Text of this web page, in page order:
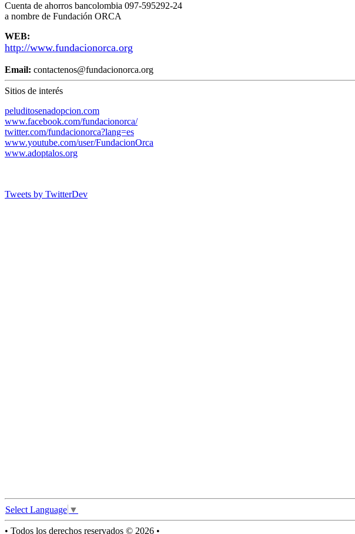
Cuenta de ahorros bancolombia 097-595292-24
a nombre de Fundación ORCA
WEB:
http://www.fundacionorca.org
Email: contactenos@fundacionorca.org
Sitios de interés
peluditosenadopcion.com
www.facebook.com/fundacionorca/
twitter.com/fundacionorca?lang=es
www.youtube.com/user/FundacionOrca
www.adoptalos.org
Tweets by TwitterDev
Select Language ▼
• Todos los derechos reservados © 2026 •